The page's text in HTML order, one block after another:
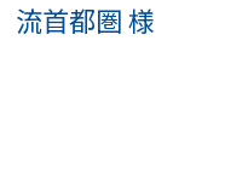
流首都圏 様